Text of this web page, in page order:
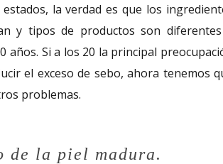
la verdad es que los
y tipos de productos son
años. Si a los 20 la principal
el exceso de sebo, ahora tenemos
problemas.
de la piel madura.